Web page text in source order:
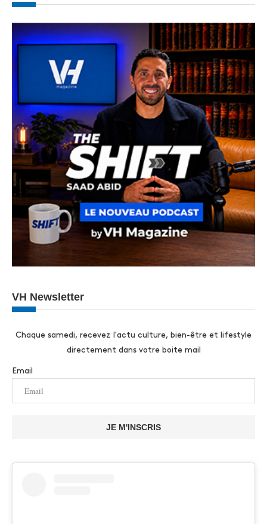
VH Newsletter
Chaque samedi, recevez l'actu culture, bien-être et lifestyle
directement dans votre boite mail
Email
JE M'INSCRIS